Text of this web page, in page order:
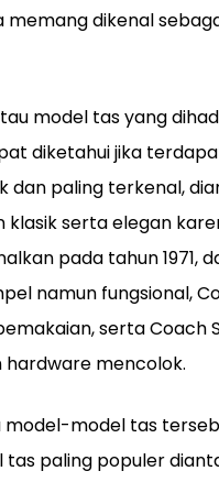
memang dikenal
model tas yang
diketahui jika
dan paling terkenal,
klasik serta elegan
pada tahun 1971,
namun fungsional,
serta Coach
mencolok.
model tas
paling populer